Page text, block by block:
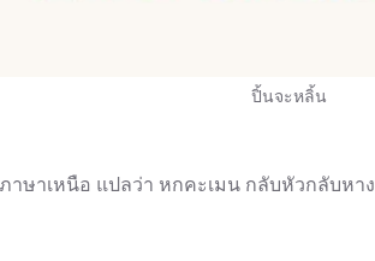
ปิ้นจะหลิ้น
าษาเหนือ แปลว่า หกคะเมน กลับหัวกลับหาง